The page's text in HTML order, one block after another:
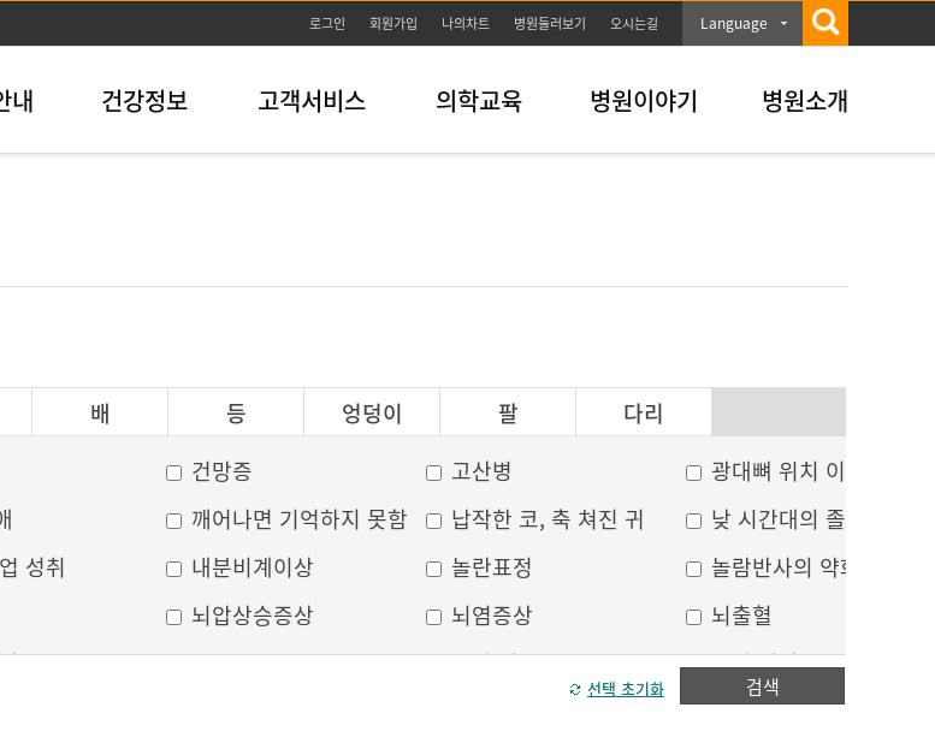
본문바로가기
로그인 회원가입 나의차트 병원둘러보기 오시는길 Language
내 건강정보 고객서비스 의학교육 병원이야기 병원소개
배 등 엉덩이 팔
다리
건망증 고산병
광대뼈 위치 이상
깨어나면 기억하지 못함 납작한 코, 축 쳐진 귀
낮 시간대의 졸음
성취 내분비계이상 놀란표정
놀람반사의 약화
뇌압상승증상 뇌염증상
뇌출혈
두통 두피 건조
두피 열상
모발이 거침
검색
선택 초기화